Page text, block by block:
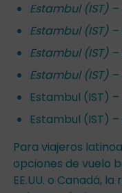
Estambul (IST) –
Estambul (IST) –
Estambul (IST)
Estambul (IST) –
Estambul (IST)
Estambul (IST) –
Para viajeros
opciones de vuelo
EE.UU. o Canadá,